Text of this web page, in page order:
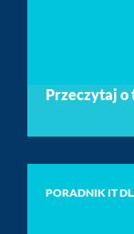
Przeczytaj o
PORADNIK IT